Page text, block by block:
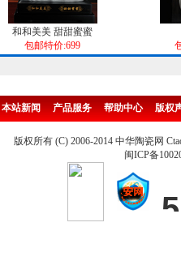
和和美美 甜甜蜜蜜
包邮特价:699
本站新闻 产品服务 帮助中心 版权
版权所有 (C) 2006-2014 中华陶瓷网
闽ICP备